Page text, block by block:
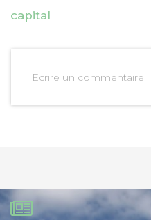
capital
Ecrire un commentaire